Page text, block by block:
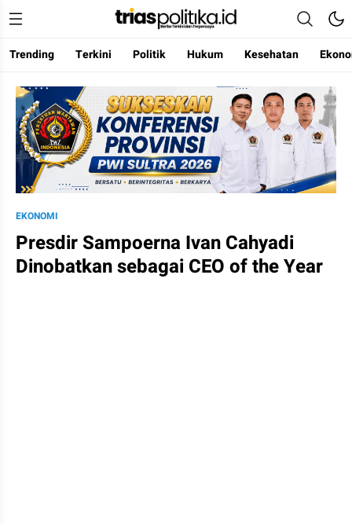
Berita Terkini & Terpercaya
Trending Terkini Politik Hukum Kesehatan
EKONOMI
Presdir Sampoerna Ivan Cahyadi
Dinobatkan sebagai CEO of the Year